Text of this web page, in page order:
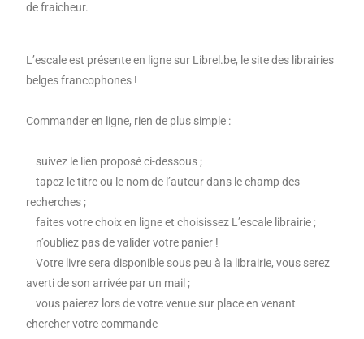
de fraicheur.
L’escale est présente en ligne sur Librel.be, le site des librairies
belges francophones !
Commander en ligne, rien de plus simple :
suivez le lien proposé ci-dessous ;
tapez le titre ou le nom de l’auteur dans le champ des
recherches ;
faites votre choix en ligne et choisissez L’escale librairie ;
n’oubliez pas de valider votre panier !
Votre livre sera disponible sous peu à la librairie, vous serez
averti de son arrivée par un mail ;
vous paierez lors de votre venue sur place en venant
chercher votre commande